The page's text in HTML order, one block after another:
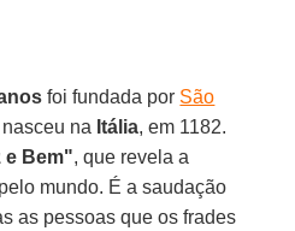
foi fundada por São
na Itália, em 1182.
e Bem", que revela a
mundo. É a saudação
as pessoas que os frades